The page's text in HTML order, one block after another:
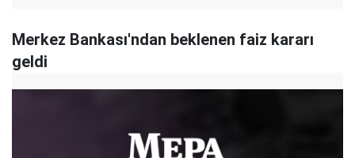
Merkez Bankası'ndan beklenen faiz kararı
geldi